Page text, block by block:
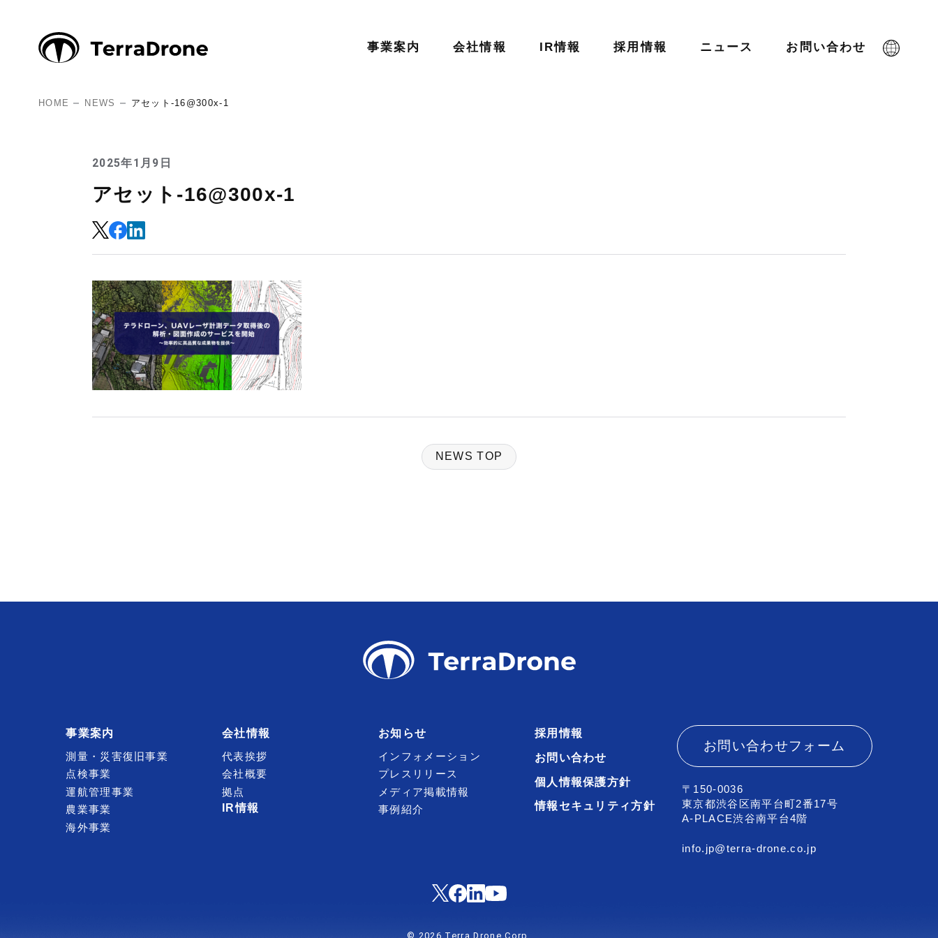
事業案内 会社情報 IR情報 採用情報 ニュース お問い合わせ
HOME NEWS アセット-16@300x-1
2025年1月9日
アセット-16@300x-1
NEWS TOP
事業案内
測量・災害復旧事業
点検事業
運航管理事業
農業事業
海外事業
会社情報
代表挨拶
会社概要
拠点
IR情報
お知らせ
インフォメーション
プレスリリース
メディア掲載情報
事例紹介
採用情報
お問い合わせ
個人情報保護方針
情報セキュリティ方針
お問い合わせフォーム
〒150-0036
東京都渋谷区南平台町2番17号
A-PLACE渋谷南平台4階
info.jp@terra-drone.co.jp
© 2026 Terra Drone Corp.